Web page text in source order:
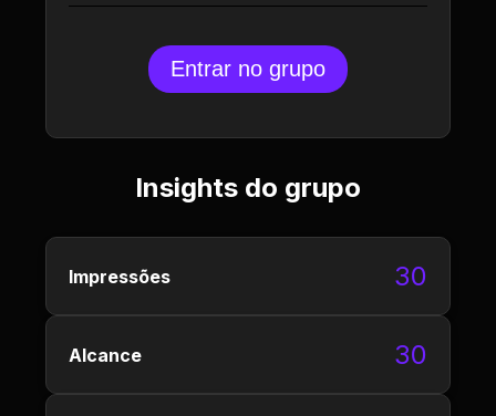
Entrar no grupo
Insights do grupo
Impressões 30
Alcance 30